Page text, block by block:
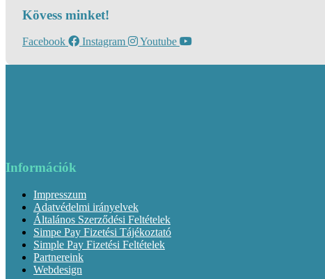
Kövess minket!
Facebook Instagram Youtube
Információk
Impresszum
Adatvédelmi irányelvek
Általános Szerződési Feltételek
Simpe Pay Fizetési Tájékoztató
Simple Pay Fizetési Feltételek
Partnereink
Webdesign